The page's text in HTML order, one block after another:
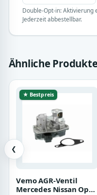
Double-Opt-in: Aktivierung
Jederzeit abbestellbar.
Ähnliche
❮
★ Bestpreis
Vemo AGR-Ventil
Mercedes Nissan Opel